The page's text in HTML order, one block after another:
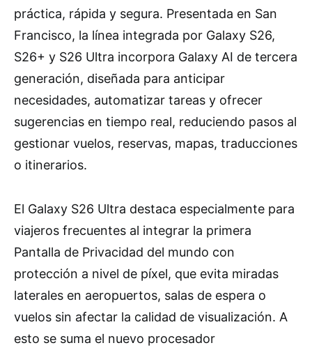
práctica, rápida y segura. Presentada en San
Francisco, la línea integrada por Galaxy S26,
S26+ y S26 Ultra incorpora Galaxy AI de tercera
generación, diseñada para anticipar
necesidades, automatizar tareas y ofrecer
sugerencias en tiempo real, reduciendo pasos al
gestionar vuelos, reservas, mapas, traducciones
o itinerarios.
El Galaxy S26 Ultra destaca especialmente para
viajeros frecuentes al integrar la primera
Pantalla de Privacidad del mundo con
protección a nivel de píxel, que evita miradas
laterales en aeropuertos, salas de espera o
vuelos sin afectar la calidad de visualización. A
esto se suma el nuevo procesador